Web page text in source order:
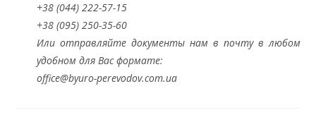
+38 (044) 222-57-15
+38 (095) 250-35-60
Или отправляйте документы нам в почту в любом
удобном для Вас формате:
office@byuro-perevodov.com.ua